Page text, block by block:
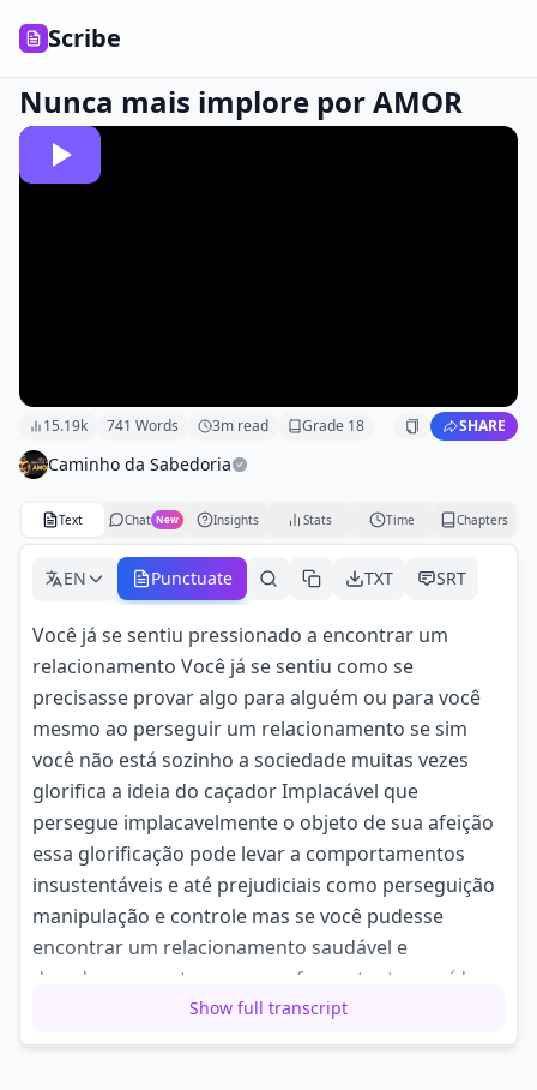
Scribe
Nunca mais implore por AMOR
15.19k 741 Words 3m read Grade 18 SHARE
Caminho da Sabedoria
Text Chat New Insights Stats Time Chapters
EN Punctuate TXT SRT
Você já se sentiu pressionado a encontrar um
relacionamento Você já se sentiu como se
precisasse provar algo para alguém ou para você
mesmo ao perseguir um relacionamento se sim
você não está sozinho a sociedade muitas vezes
glorifica a ideia do caçador Implacável que
persegue implacavelmente o objeto de sua afeição
essa glorificação pode levar a comportamentos
insustentáveis e até prejudiciais como perseguição
manipulação e controle mas se você pudesse
encontrar um relacionamento saudável e
duradouro sem ter que se esforçar tanto no vídeo
de hoje Vamos explorar como os princípios
estóicos podem ajudá-lo a encontrar um
Show full transcript